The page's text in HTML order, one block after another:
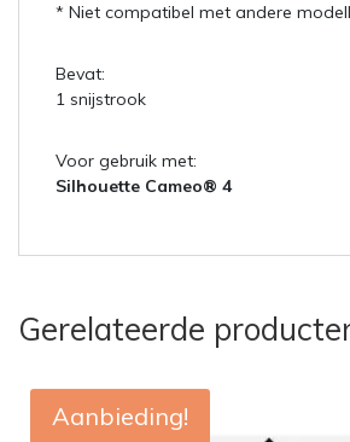
* Niet compatibel met andere
Bevat:
1 snijstrook
Voor gebruik met:
Silhouette Cameo® 4
Gerelateerde
Aanbieding!